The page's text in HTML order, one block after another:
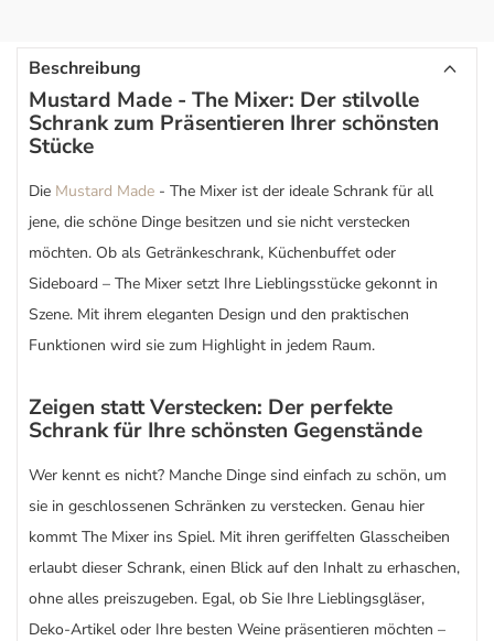
Beschreibung
Mustard Made - The Mixer: Der stilvolle
Schrank zum Präsentieren Ihrer schönsten
Stücke
Die Mustard Made - The Mixer ist der ideale Schrank für all
jene, die schöne Dinge besitzen und sie nicht verstecken
möchten. Ob als Getränkeschrank, Küchenbuffet oder
Sideboard – The Mixer setzt Ihre Lieblingsstücke gekonnt in
Szene. Mit ihrem eleganten Design und den praktischen
Funktionen wird sie zum Highlight in jedem Raum.
Zeigen statt Verstecken: Der perfekte
Schrank für Ihre schönsten Gegenstände
Wer kennt es nicht? Manche Dinge sind einfach zu schön, um
sie in geschlossenen Schränken zu verstecken. Genau hier
kommt The Mixer ins Spiel. Mit ihren geriffelten Glasscheiben
erlaubt dieser Schrank, einen Blick auf den Inhalt zu erhaschen,
ohne alles preiszugeben. Egal, ob Sie Ihre Lieblingsgläser,
Deko-Artikel oder Ihre besten Weine präsentieren möchten –